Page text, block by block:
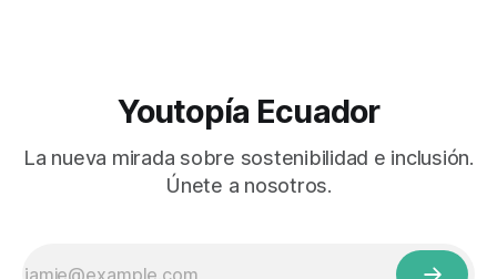
Youtopía Ecuador
La nueva mirada sobre sostenibilidad e inclusión.
Únete a nosotros.